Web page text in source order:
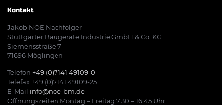
Kontakt
Jakob NOE Nachfolger
Stuttgarter Baugeräte Industrie GmbH & Co. KG
Siemensstraße 7
71696 Möglingen
Telefon +49 (0)7141 49109-0
Telefax +49 (0)7141 49109-25
E-Mail info@noe-bm.de
Öffnungszeiten Montag – Freitag 7.30 – 16.45 Uhr